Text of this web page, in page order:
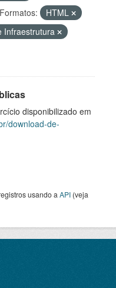
Formatos:
HTML
Infraestrutura
disponibilizado em
download-de-
usando a API (veja